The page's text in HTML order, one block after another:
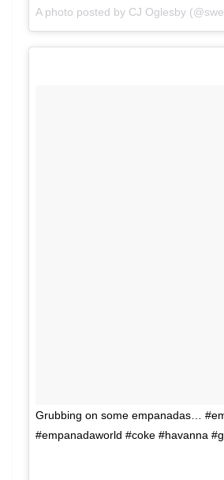
A photo posted by CJ Oglesby
Grubbing on some empanadas…
#empanadaworld #coke #havanna